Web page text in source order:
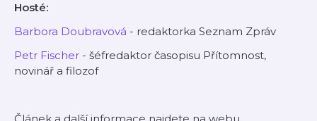
Hosté:
Barbora Doubravová - redaktorka Seznam Zpráv
Petr Fischer - šéfredaktor časopisu Přítomnost,
novinář a filozof